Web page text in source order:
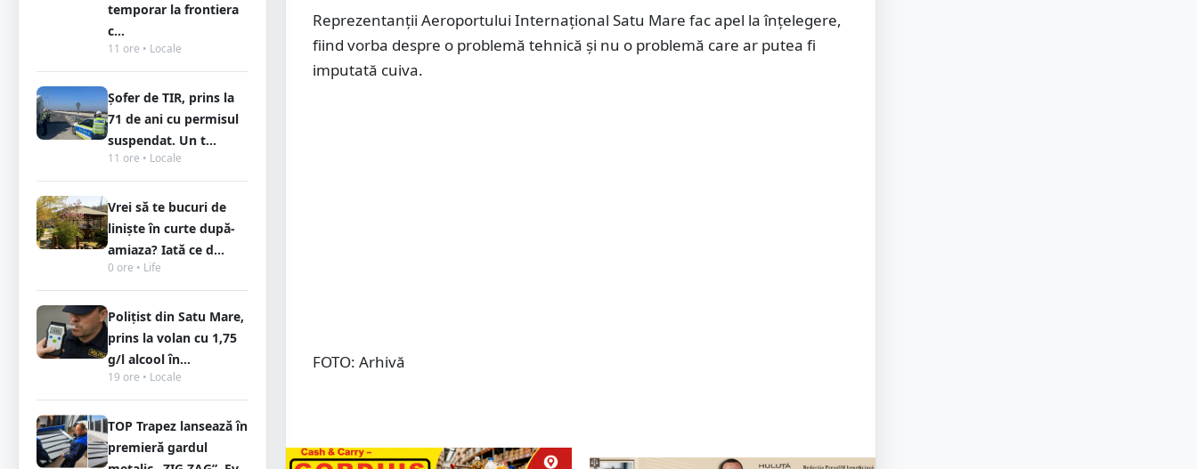
temporar la frontiera
c...
11 ore • Locale
Șofer de TIR, prins la
71 de ani cu permisul
suspendat. Un t...
11 ore • Locale
Vrei să te bucuri de
liniște în curte după-
amiaza? Iată ce d...
0 ore • Life
Polițist din Satu Mare,
prins la volan cu 1,75
g/l alcool în...
19 ore • Locale
TOP Trapez lansează în
premieră gardul
Reprezentanții Aeroportului Internațional Satu Mare fac apel la înțelegere,
fiind vorba despre o problemă tehnică și nu o problemă care ar putea fi
imputată cuiva.
FOTO: Arhivă